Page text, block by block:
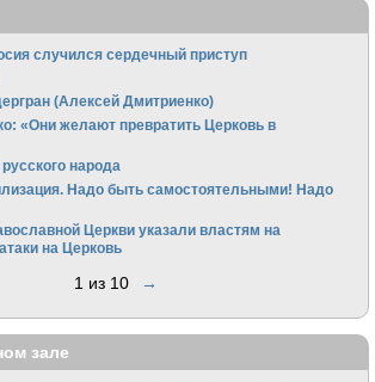
случился сердечный приступ
(Алексей Дмитриенко)
«Они желают превратить Церковь в
народа
Надо быть самостоятельными! Надо
Церкви указали властям на
на Церковь
1 из 10 →
зале